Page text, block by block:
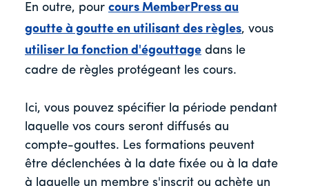
En outre, pour cours MemberPress au
goutte à goutte en utilisant des règles, vous
utiliser la fonction d'égouttage dans le
cadre de règles protégeant les cours.
Ici, vous pouvez spécifier la période pendant
laquelle vos cours seront diffusés au
compte-gouttes. Les formations peuvent
être déclenchées à la date fixée ou à la date
à laquelle un membre s'inscrit ou achète un